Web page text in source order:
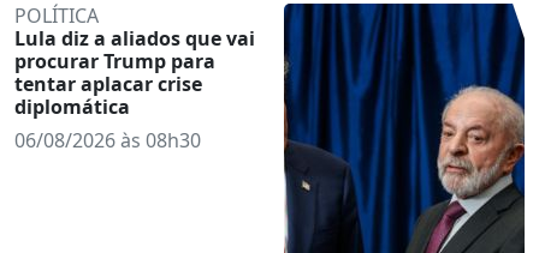
POLÍTICA
Lula diz a aliados que vai
procurar Trump para
tentar aplacar crise
diplomática
06/08/2026 às 08h30